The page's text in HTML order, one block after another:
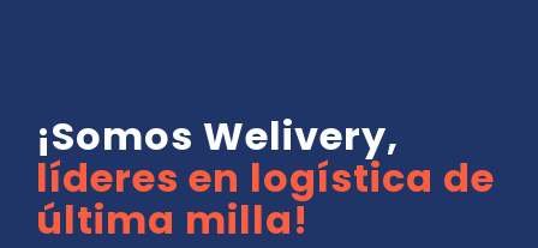
¡Somos Welivery,
líderes en logística de
última milla!